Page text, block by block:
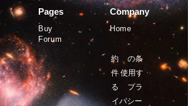
Pages
Buy
Forum
Company
Home
約
の条
件 使用す
る
プラ
イバシー